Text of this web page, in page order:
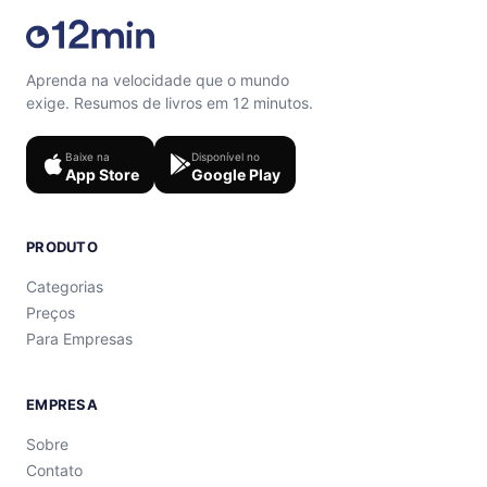
Aprenda na velocidade que o mundo
exige. Resumos de livros em 12 minutos.
Baixe na
App Store
Disponível no
Google Play
PRODUTO
Categorias
Preços
Para Empresas
EMPRESA
Sobre
Contato